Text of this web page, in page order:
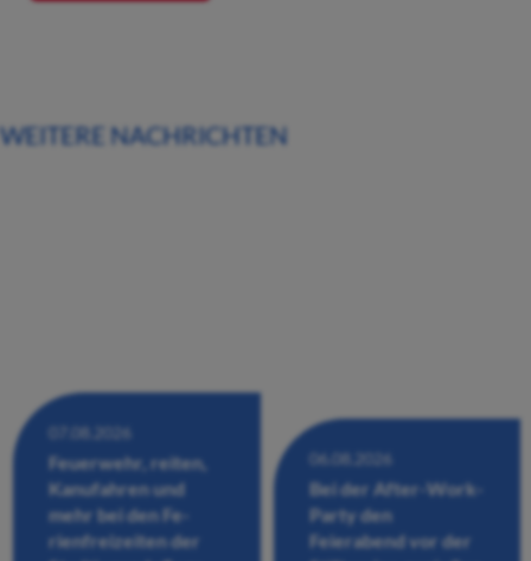
WEITERE NACHRICHTEN
07.08.2026
Feuerwehr, reiten,
Kanufahren und
mehr bei den Fe-
rienfreizeiten der
06.08.2026
Bei der After-Work-
Party den
Feierabend vor der